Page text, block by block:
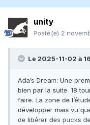
unity
Posté(e) 2
Le 2025-11-02 à
Ada’s Dream: Une
bien par la suite. 18
faire. La zone de
développer mais vu
de libérer des pucks